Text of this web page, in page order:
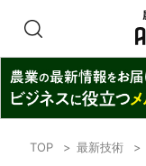
TOP 最新技術